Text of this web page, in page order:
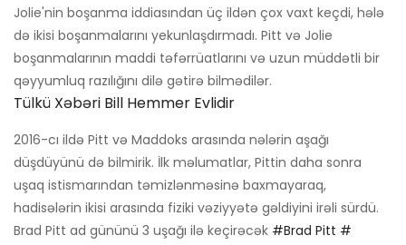
Jolie'nin boşanma iddiasından üç ildən çox vaxt keçdi, hələ
də ikisi boşanmalarını yekunlaşdırmadı. Pitt və Jolie
boşanmalarının maddi təfərrüatlarını və uzun müddətli bir
qəyyumluq razılığını dilə gətirə bilmədilər.
Tülkü Xəbəri Bill Hemmer Evlidir
2016-cı ildə Pitt və Maddoks arasında nələrin aşağı
düşdüyünü də bilmirik. İlk məlumatlar, Pittin daha sonra
uşaq istismarından təmizlənməsinə baxmayaraq,
hadisələrin ikisi arasında fiziki vəziyyətə gəldiyini irəli sürdü.
Brad Pitt ad gününü 3 uşağı ilə keçirəcək #Brad Pitt #